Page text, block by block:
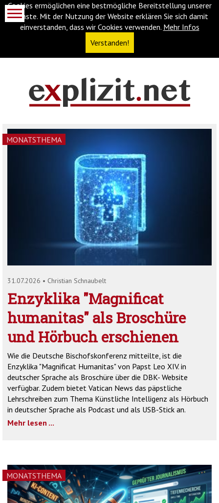
Cookies ermöglichen eine bestmögliche Bereitstellung unserer
Dienste. Mit der Nutzung der Website erklären Sie sich damit
einverstanden, dass wir Cookies verwenden. Mehr Infos
Verstanden!
(Accesskey
'1')Zur
MONATSTHEMA
31.07.2026 • Christian Schnaubelt
Enzyklika "Magnificat
humanitas" als Broschüre
und Hörbuch erschienen
Wie die Deutsche Bischofskonferenz mitteilte, ist die
Enzyklika "Magnificat Humanitas" von Papst Leo XIV. in
deutscher Sprache als Broschüre über die DBK- Website
verfügbar. Zudem bietet Vatican News das päpstliche
Lehrschreiben zum Thema Künstliche Intelligenz als Hörbuch
in deutscher Sprache als Podcast und als USB-Stick an.
Mehr lesen ...
MONATSTHEMA